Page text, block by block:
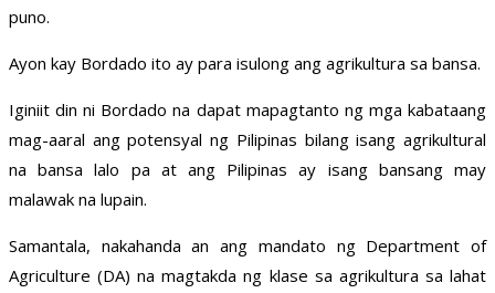
puno.
Ayon kay Bordado ito ay para isulong ang agrikultura sa bansa.
Iginiit din ni Bordado na dapat mapagtanto ng mga kabataang
mag-aaral ang potensyal ng Pilipinas bilang isang agrikultural
na bansa lalo pa at ang Pilipinas ay isang bansang may
malawak na lupain.
Samantala, nakahanda an ang mandato ng Department of
Agriculture (DA) na magtakda ng klase sa agrikultura sa lahat